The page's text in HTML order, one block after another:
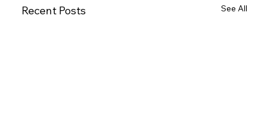
Recent Posts See All